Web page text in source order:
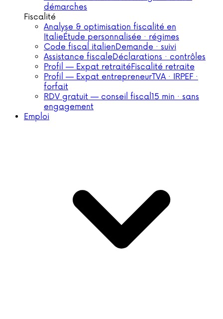
démarches
Fiscalité
Analyse & optimisation fiscalité en
ItalieÉtude personnalisée · régimes
Code fiscal italienDemande · suivi
Assistance fiscaleDéclarations · contrôles
Profil — Expat retraitéFiscalité retraite
Profil — Expat entrepreneurTVA · IRPEF ·
forfait
RDV gratuit — conseil fiscal15 min · sans
engagement
Emploi